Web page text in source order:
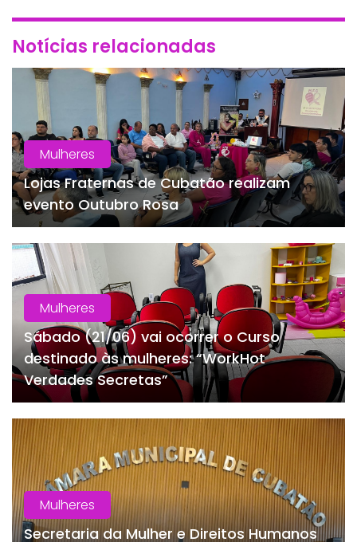
Notícias relacionadas
Mulheres
Lojas Fraternas de Cubatão realizam
evento Outubro Rosa
Mulheres
Sábado (21/06) vai ocorrer o Curso
destinado às mulheres: “WorkHot
Verdades Secretas”
Mulheres
Secretaria da Mulher e Direitos Humanos